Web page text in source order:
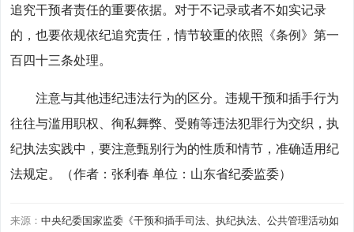
追究干预者责任的重要依据。对于不记录或者不如实记录
的，也要依规依纪追究责任，情节较重的依照《条例》第一
百四十三条处理。
注意与其他违纪违法行为的区分。违规干预和插手行为
往往与滥用职权、徇私舞弊、受贿等违法犯罪行为交织，执
纪执法实践中，要注意甄别行为的性质和情节，准确适用纪
法规定。（作者：张利春 单位：山东省纪委监委）
来源： 中央纪委国家监委《干预和插手司法、执纪执法、公共管理活动如